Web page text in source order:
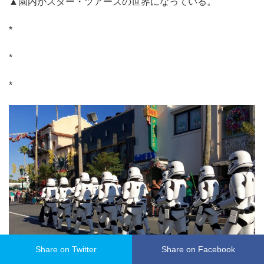
*
*
*
Share on Twitter Share on Facebook